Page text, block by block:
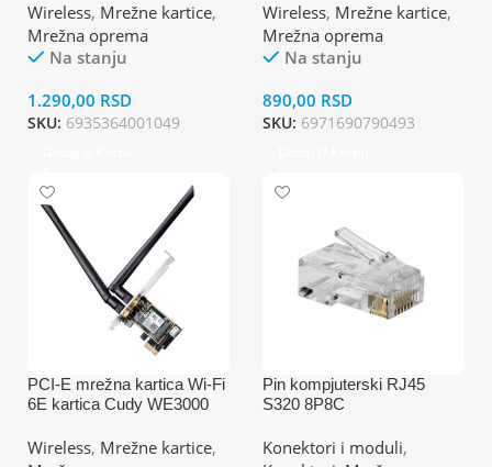
Wireless, Mrežne kartice,
Mrežna oprema
Na stanju
1.290,00 RSD
SKU: 6935364001049
Wireless, Mrežne kartice,
Mrežna oprema
Na stanju
890,00 RSD
SKU: 6971690790493
PCI-E mrežna kartica Wi-Fi
6E kartica Cudy WE3000
Wireless, Mrežne kartice,
Pin kompjuterski RJ45
S320 8P8C
Konektori i moduli,